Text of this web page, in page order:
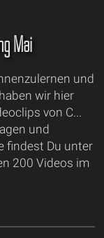
Mai
und
wir hier
von C...
und
findest Du unter
200 Videos im